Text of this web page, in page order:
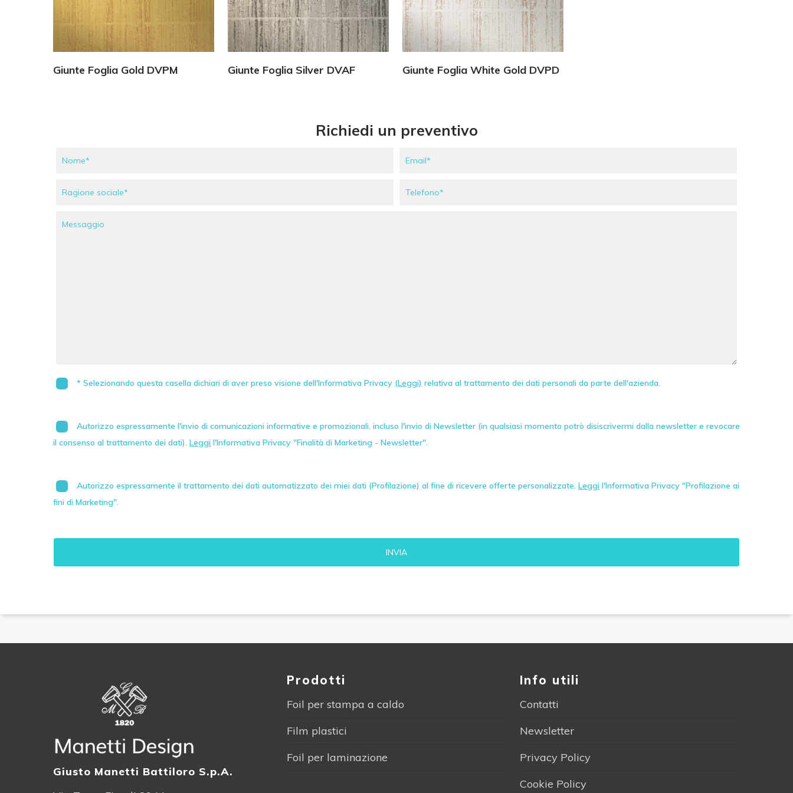
Giunte Foglia Gold DVPM Giunte Foglia Silver DVAF Giunte Foglia White Gold DVPD
Richiedi un preventivo
* Selezionando questa casella dichiari di aver preso visione dell'Informativa Privacy (Leggi) relativa al trattamento dei dati personali da parte dell'azienda.
Autorizzo espressamente l'invio di comunicazioni informative e promozionali, incluso l'invio di Newsletter (in qualsiasi momento potrò disiscrivermi dalla newsletter e revocare
il consenso al trattamento dei dati). Leggi l'Informativa Privacy "Finalità di Marketing - Newsletter".
Autorizzo espressamente il trattamento dei dati automatizzato dei miei dati (Profilazione) al fine di ricevere offerte personalizzate. Leggi l'Informativa Privacy "Profilazione ai
fini di Marketing".
Giusto Manetti Battiloro S.p.A.
Prodotti
Foil per stampa a caldo
Film plastici
Foil per laminazione
Info utili
Contatti
Newsletter
Privacy Policy
Cookie Policy